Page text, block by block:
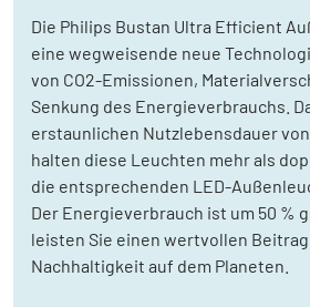
Die Philips Bustan Ultra Efficient
eine wegweisende neue
von CO2-Emissionen,
Senkung des Energieverbrauchs.
erstaunlichen Nutzlebensdauer
halten diese Leuchten mehr als
die entsprechenden LED-
Der Energieverbrauch ist um 50 %
leisten Sie einen wertvollen
Nachhaltigkeit auf dem Planeten.